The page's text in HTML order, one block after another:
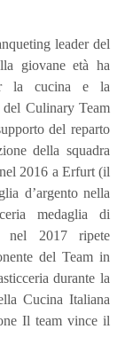
leader del
giovane età ha
la cucina e la
del Culinary Team
del reparto
della squadra
2016 a Erfurt (il
d’argento nella
medaglia di
nel 2017 ripete
del Team in
durante la
Cucina Italiana
Il team vince il